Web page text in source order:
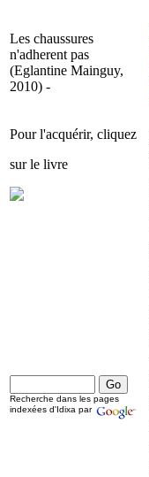
Les chaussures
n'adherent pas
(Eglantine Mainguy,
2010) -
Pour l'acquérir, cliquez
sur le livre
Recherche dans les pages
indexées d'Idixa par